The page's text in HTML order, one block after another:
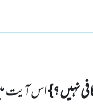
نہیں ؟}اس آیت